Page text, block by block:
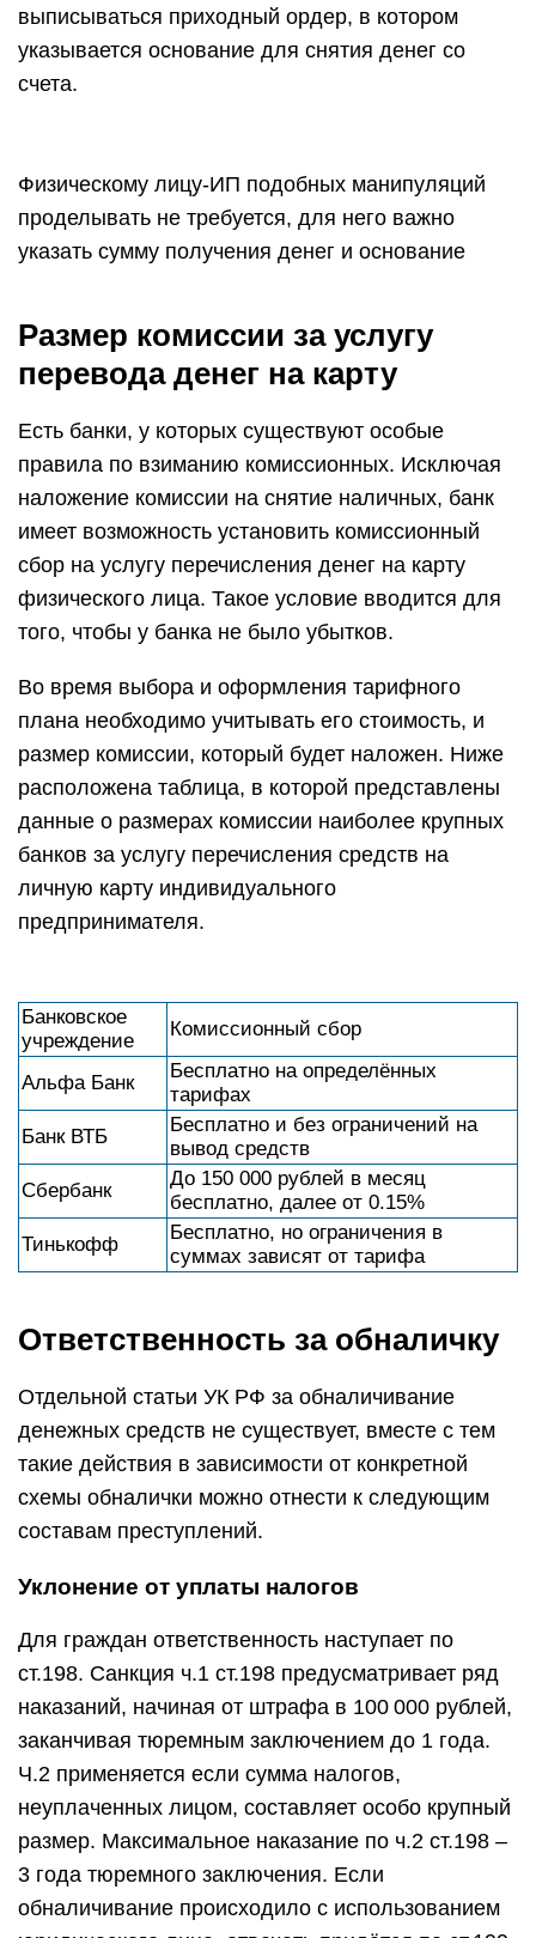
выписываться приходный ордер, в котором
указывается основание для снятия денег со
счета.
Физическому лицу-ИП подобных манипуляций
проделывать не требуется, для него важно
указать сумму получения денег и основание
Размер комиссии за услугу
перевода денег на карту
Есть банки, у которых существуют особые
правила по взиманию комиссионных. Исключая
наложение комиссии на снятие наличных, банк
имеет возможность установить комиссионный
сбор на услугу перечисления денег на карту
физического лица. Такое условие вводится для
того, чтобы у банка не было убытков.
Во время выбора и оформления тарифного
плана необходимо учитывать его стоимость, и
размер комиссии, который будет наложен. Ниже
расположена таблица, в которой представлены
данные о размерах комиссии наиболее крупных
банков за услугу перечисления средств на
личную карту индивидуального
предпринимателя.
Банковское
учреждение
Комиссионный сбор
Альфа Банк
Бесплатно на определённых
тарифах
Банк ВТБ
Бесплатно и без ограничений на
вывод средств
Сбербанк
До 150 000 рублей в месяц
бесплатно, далее от 0.15%
Тинькофф
Бесплатно, но ограничения в
суммах зависят от тарифа
Ответственность за обналичку
Отдельной статьи УК РФ за обналичивание
денежных средств не существует, вместе с тем
такие действия в зависимости от конкретной
схемы обналички можно отнести к следующим
составам преступлений.
Уклонение от уплаты налогов
Для граждан ответственность наступает по
ст.198. Санкция ч.1 ст.198 предусматривает ряд
наказаний, начиная от штрафа в 100 000 рублей,
заканчивая тюремным заключением до 1 года.
Ч.2 применяется если сумма налогов,
неуплаченных лицом, составляет особо крупный
размер. Максимальное наказание по ч.2 ст.198 –
3 года тюремного заключения. Если
обналичивание происходило с использованием